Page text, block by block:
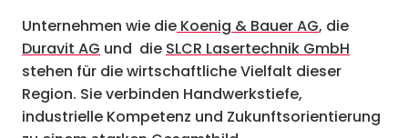
Unternehmen wie die Koenig & Bauer AG, die
Duravit AG und die SLCR Lasertechnik GmbH
stehen für die wirtschaftliche Vielfalt dieser
Region. Sie verbinden Handwerkstiefe,
industrielle Kompetenz und Zukunftsorientierung